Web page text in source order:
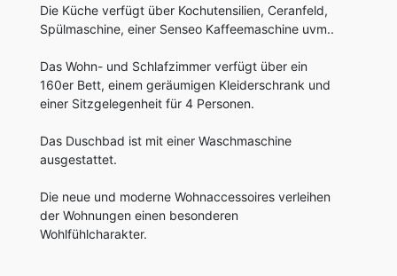
Die Küche verfügt über Kochutensilien, Ceranfeld,
Spülmaschine, einer Senseo Kaffeemaschine uvm..
Das Wohn- und Schlafzimmer verfügt über ein
160er Bett, einem geräumigen Kleiderschrank und
einer Sitzgelegenheit für 4 Personen.
Das Duschbad ist mit einer Waschmaschine
ausgestattet.
Die neue und moderne Wohnaccessoires verleihen
der Wohnungen einen besonderen
Wohlfühlcharakter.